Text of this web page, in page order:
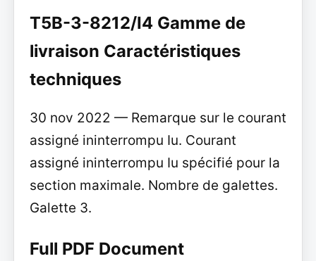
T5B-3-8212/I4 Gamme de
livraison Caractéristiques
techniques
30 nov 2022 — Remarque sur le courant
assigné ininterrompu Iu. Courant
assigné ininterrompu Iu spécifié pour la
section maximale. Nombre de galettes.
Galette 3.
Full PDF Document